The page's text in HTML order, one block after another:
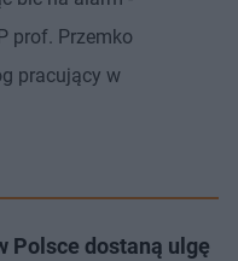
prof. Przemko
pracujący w
Polsce dostaną ulgę